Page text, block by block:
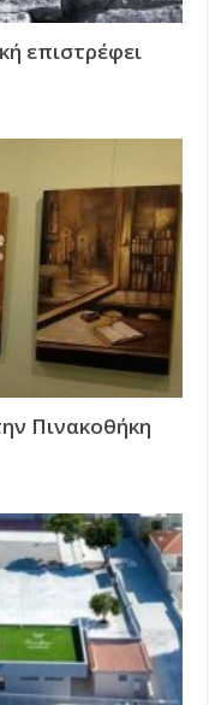
επιστρέφει
Πινακοθήκη